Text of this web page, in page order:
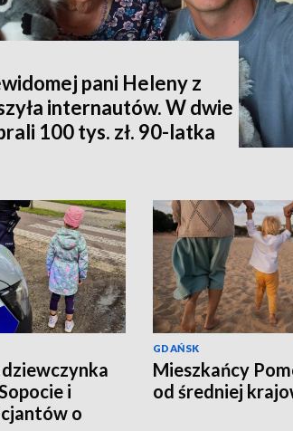
pani Heleny z
internautów. W dwie
100 tys. zł. 90-latka
i
o
GDAŃSK
Mieszkańcy
od średniej